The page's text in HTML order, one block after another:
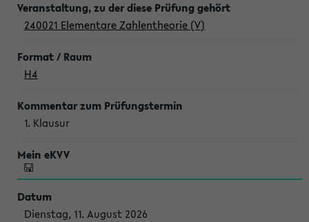
240021 Elementare Zahlentheorie (V)
H4
1. Klausur
Dienstag, 11. August 2026